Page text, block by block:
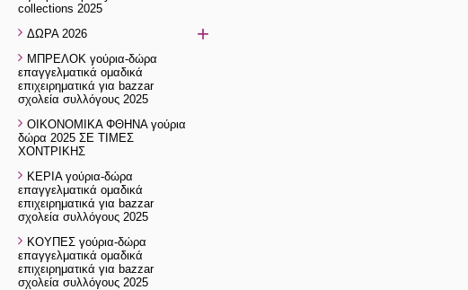
collections 2025
ΔΩΡΑ 2026
+
ΜΠΡΕΛΟΚ γούρια-δώρα
επαγγελματικά ομαδικά
επιχειρηματικά για bazzar
σχολεία συλλόγους 2025
ΟΙΚΟΝΟΜΙΚΑ ΦΘΗΝΑ γούρια
δώρα 2025 ΣΕ ΤΙΜΕΣ
ΧΟΝΤΡΙΚΗΣ
ΚΕΡΙΑ γούρια-δώρα
επαγγελματικά ομαδικά
επιχειρηματικά για bazzar
σχολεία συλλόγους 2025
ΚΟΥΠΕΣ γούρια-δώρα
επαγγελματικά ομαδικά
επιχειρηματικά για bazzar
σχολεία συλλόγους 2025